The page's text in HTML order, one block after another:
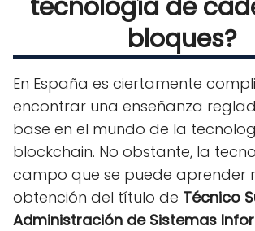
tecnología de
bloques?
En España es ciertamente
encontrar una enseñanza
base en el mundo de la
blockchain. No obstante, la
campo que se puede aprender
obtención del título de Técnico
Administración de Sistemas